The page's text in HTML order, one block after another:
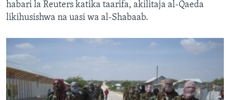
habari la Reuters katika taarifa, akilitaja al-Qaeda
likihusishwa na uasi wa al-Shabaab.